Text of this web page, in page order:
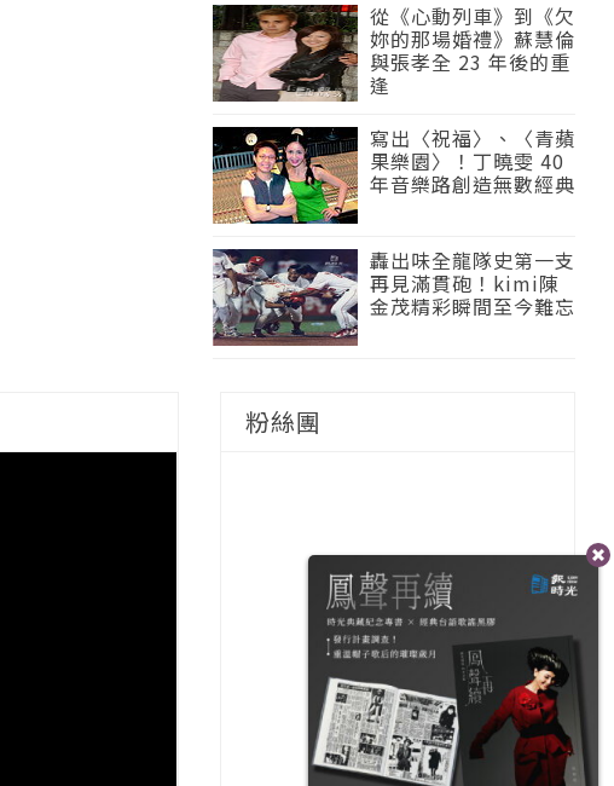
從《心動列車》到《欠
妳的那場婚禮》蘇慧倫
與張孝全 23 年後的重
逢
寫出〈祝福〉、〈青蘋
果樂園〉！丁曉雯 40
年音樂路創造無數經典
轟出味全龍隊史第一支
再見滿貫砲！kimi陳
金茂精彩瞬間至今難忘
粉絲團